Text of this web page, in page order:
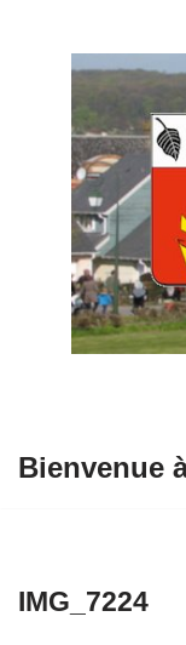
contenu
Bienvenue
IMG_7224